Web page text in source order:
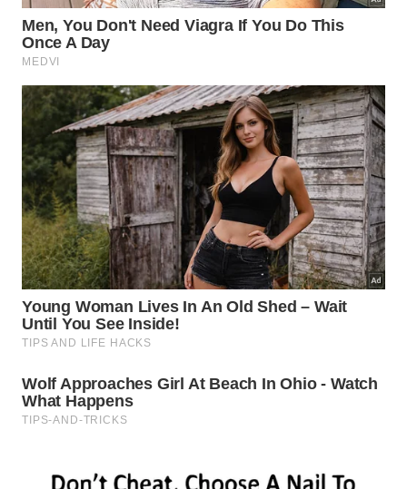
fundamental: plantar árvores inadequadas em
ecossistemas que não comportam determinados
tipos de vegetação pode gerar desequilíbrios na
Outros países podem replicar o que a
China fez no Taklamakan?
outros continentes. A Grande Muralha Verde da